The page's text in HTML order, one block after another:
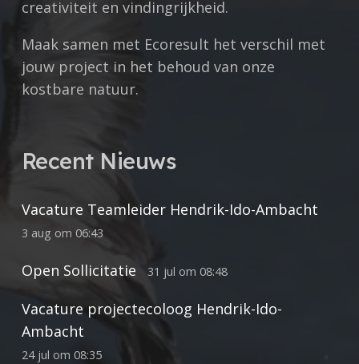
creativiteit en vindingrijkheid.
Maak samen met Ecoresult het verschil met
jouw project in het behoud van onze
kostbare natuur.
Recent Nieuws
Vacature Teamleider Hendrik-Ido-Ambacht
3 aug om 06:43
Open Sollicitatie 31 jul om 08:48
Vacature projectecoloog Hendrik-Ido-
Ambacht
24 jul om 08:35